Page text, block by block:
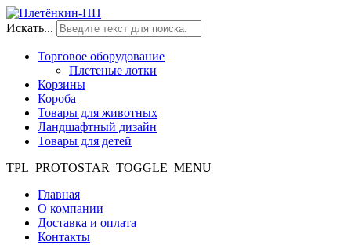
Искать...
Торговое оборудование
Плетеные лотки
Корзины
Короба
Товары для животных
Ландшафтный дизайн
Товары для детей
TPL_PROTOSTAR_TOGGLE_MENU
Главная
О компании
Доставка и оплата
Контакты